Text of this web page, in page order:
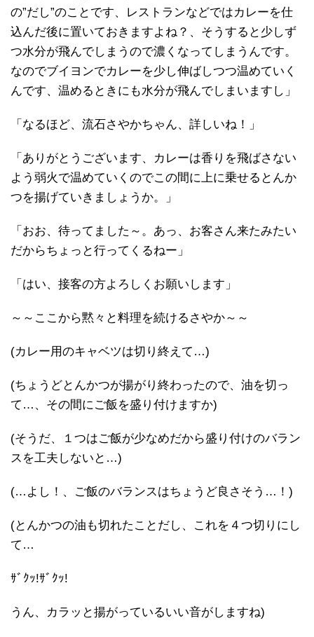
の”だし”のことです、レストランなどではカレーを仕
込んだ後に置いておきますよね？、そうすると少しず
つ水分が飛んでしまうので濃くなってしまうんです。
なのでブイヨンでカレーを少し伸ばしつつ温めていく
んです、温めるときにも水分が飛んでしまいますし」
「なるほど、流石さやかちゃん、詳しいね！」
「ありがとうございます、カレーは香りを飛ばさない
よう弱火で温めていくのでこの間に上に乗せるとんか
つを揚げていきましょうか。」
「おお、待ってました～。あっ、お客さん来たみたい
だからちょっと行ってくるねー」
「はい、接客の方よろしくお願いします」
～～ここから黙々と料理を続けるさやか～～
(カレー用のキャベツは切り終えて…)
(ちょうどとんかつが揚がり終わったので、油を切っ
て…、その間にご飯を盛り付けますか)
(そうだ、１つはご飯が少なめだから盛り付けのバラン
スを工夫しないと…)
(…よし！、ご飯のバランスはちょうど良さそう…！)
(とんかつの油も切れたことだし、これを４つ切りにし
て…
ｻﾞｸｯ!ｻﾞｸｯ!
うん、カラッと揚がっているいい音がしますね)